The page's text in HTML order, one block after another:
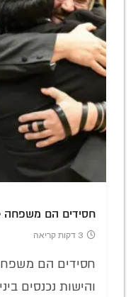
חסידים הם משפחה
3 דקות קריאה
חסידים הם
והישות נכנסים